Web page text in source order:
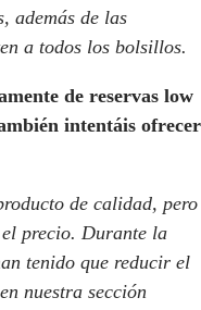
además de las
a todos los bolsillos.
de reservas low
intentáis ofrecer
de calidad, pero
precio. Durante la
tenido que reducir el
nuestra sección